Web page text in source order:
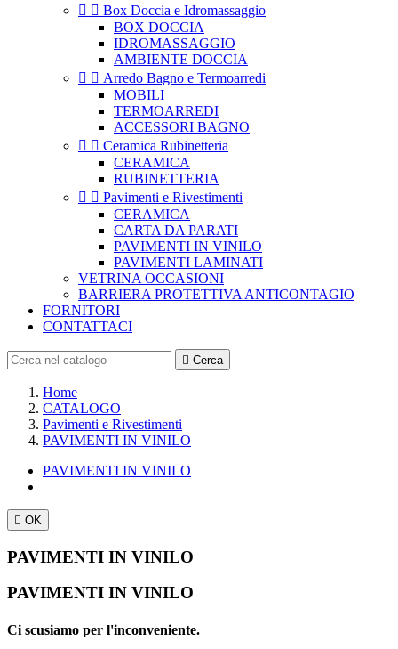
  Box Doccia e Idromassaggio
BOX DOCCIA
IDROMASSAGGIO
AMBIENTE DOCCIA
  Arredo Bagno e Termoarredi
MOBILI
TERMOARREDI
ACCESSORI BAGNO
  Ceramica Rubinetteria
CERAMICA
RUBINETTERIA
  Pavimenti e Rivestimenti
CERAMICA
CARTA DA PARATI
PAVIMENTI IN VINILO
PAVIMENTI LAMINATI
VETRINA OCCASIONI
BARRIERA PROTETTIVA ANTICONTAGIO
FORNITORI
CONTATTACI
 Cerca
Home
CATALOGO
Pavimenti e Rivestimenti
PAVIMENTI IN VINILO
PAVIMENTI IN VINILO
 OK
PAVIMENTI IN VINILO
PAVIMENTI IN VINILO
Ci scusiamo per l'inconveniente.